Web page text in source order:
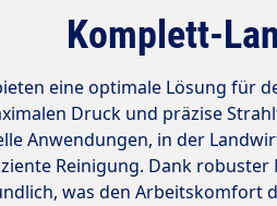
Komplett-
eine optimale Lösung für
Druck und präzise
Anwendungen, in der
Reinigung. Dank
was den Arbeitskomfort